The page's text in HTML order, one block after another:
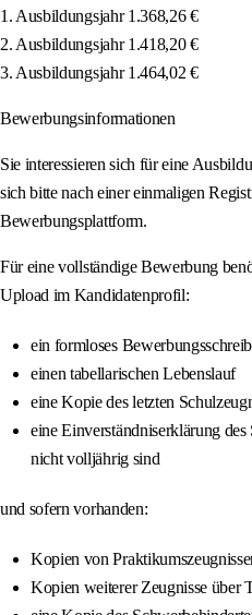
1. Ausbildungsjahr 1.368,26 €
2. Ausbildungsjahr 1.418,20 €
3. Ausbildungsjahr 1.464,02 €
Bewerbungsinformationen
Sie interessieren sich für eine
sich bitte nach einer einmaligen
Bewerbungsplattform.
Für eine vollständige Bewerbung
Upload im Kandidatenprofil:
ein formloses
einen tabellarischen Lebenslauf
eine Kopie des letzten
eine Einverständniserklärung
nicht volljährig sind
und sofern vorhanden:
Kopien von
Kopien weiterer Zeugnisse über